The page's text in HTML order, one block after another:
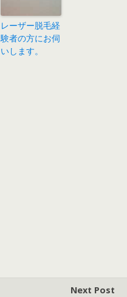
レーザー脱毛経
験者の方にお伺
いします。
Next Post